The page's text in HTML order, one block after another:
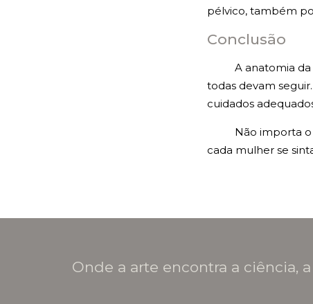
pélvico, também
Conclusão
A anatomia
todas devam
cuidados
Não importa
cada mulher se
Onde a arte encontra a ciência,